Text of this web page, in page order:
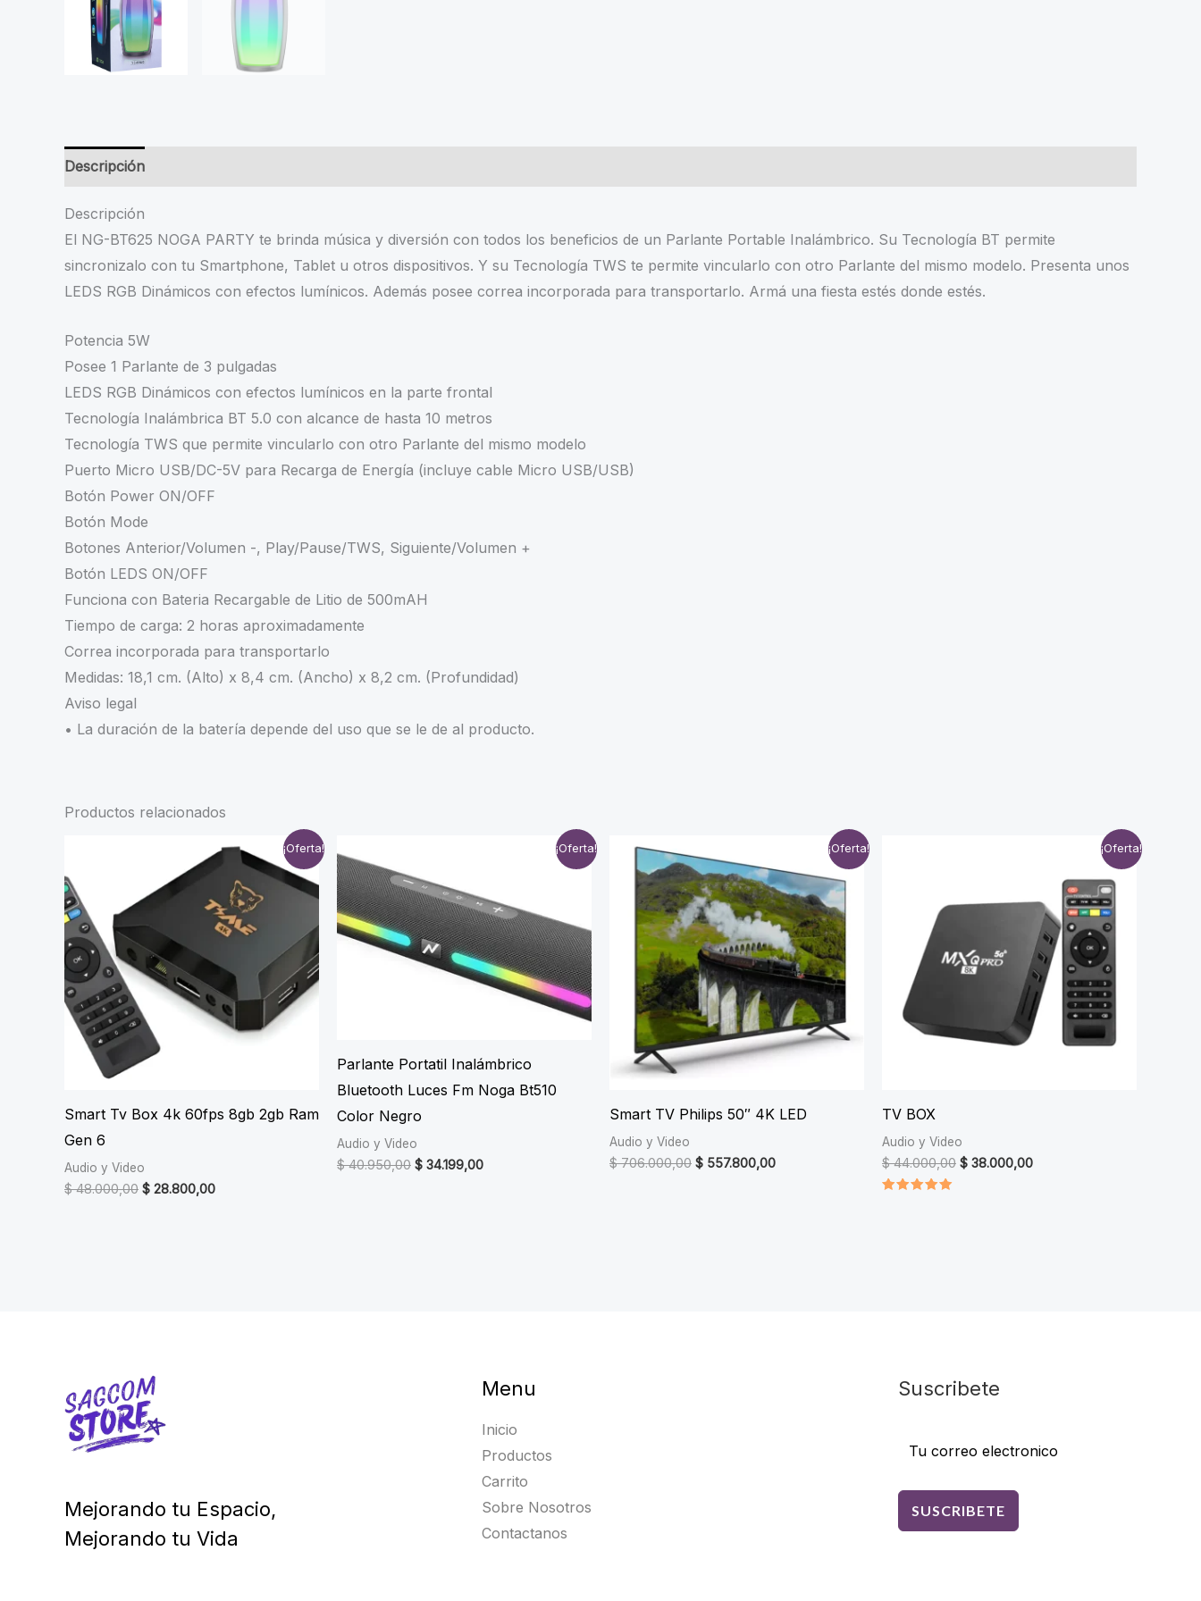
Descripción
Descripción
El NG-BT625 NOGA PARTY te brinda música y diversión con todos los beneficios de un Parlante Portable Inalámbrico. Su Tecnología BT permite
sincronizalo con tu Smartphone, Tablet u otros dispositivos. Y su Tecnología TWS te permite vincularlo con otro Parlante del mismo modelo. Presenta unos
LEDS RGB Dinámicos con efectos lumínicos. Además posee correa incorporada para transportarlo. Armá una fiesta estés donde estés.
Potencia 5W
Posee 1 Parlante de 3 pulgadas
LEDS RGB Dinámicos con efectos lumínicos en la parte frontal
Tecnología Inalámbrica BT 5.0 con alcance de hasta 10 metros
Tecnología TWS que permite vincularlo con otro Parlante del mismo modelo
Puerto Micro USB/DC-5V para Recarga de Energía (incluye cable Micro USB/USB)
Botón Power ON/OFF
Botón Mode
Botones Anterior/Volumen -, Play/Pause/TWS, Siguiente/Volumen +
Botón LEDS ON/OFF
Funciona con Bateria Recargable de Litio de 500mAH
Tiempo de carga: 2 horas aproximadamente
Correa incorporada para transportarlo
Medidas: 18,1 cm. (Alto) x 8,4 cm. (Ancho) x 8,2 cm. (Profundidad)
Aviso legal
• La duración de la batería depende del uso que se le de al producto.
Productos relacionados
¡Oferta!
Smart Tv Box 4k 60fps 8gb 2gb Ram
Gen 6
Audio y Video
$48.000,00 Original
$ 28.800,00Current
¡Oferta!
Parlante Portatil Inalámbrico
Bluetooth Luces Fm Noga Bt510
Color Negro
Audio y Video
$40.950,00 Original
$ 34.199,00Current
¡Oferta!
Smart TV Philips 50″ 4K LED
Audio y Video
$706.000,00 Original
$ 557.800,00Current
¡Oferta!
TV BOX
Audio y Video
$44.000,00 Original
$ 38.000,00Current
Mejorando tu Espacio,
Mejorando tu Vida
Menu
Inicio
Productos
Carrito
Sobre Nosotros
Contactanos
Suscribete
SUSCRIBETE